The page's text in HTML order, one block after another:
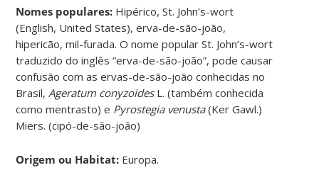
Nomes populares: Hipérico, St. John’s-wort
(English, United States), erva-de-são-joão,
hipericão, mil-furada. O nome popular St. John’s-wort
traduzido do inglês “erva-de-são-joão”, pode causar
confusão com as ervas-de-são-joão conhecidas no
Brasil, Ageratum conyzoidesL. (também conhecida
como mentrasto) e Pyrostegia venusta(Ker Gawl.)
Miers. (cipó-de-são-joão)
Origem ou Habitat: Europa.